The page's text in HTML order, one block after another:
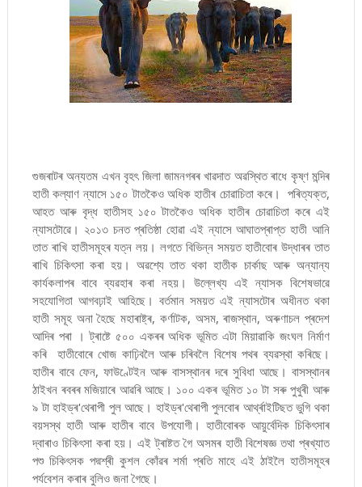
গুজৰাটৰ অন্যতম এখন বৃহৎ জিলা জামনগৰৰ খাৱদাত অৱস্থিত ৰাধে কৃষ্ণ মন্দিৰ
হাতী কল্যাণ ন্যাসে ১৫০ টাতকৈও অধিক হাতীৰ চোৱাচিতা কৰে। পৰিত্যক্ত,
আহত আৰু বৃদ্ধ হাতীসহ ১৫০ টাতকৈও অধিক হাতীৰ চোৱাচিতা কৰে এই
ন্যাসটোৱে। ২০১৩ চনত প্ৰতিষ্ঠা হোৱা এই ন্যাসে আঘাতপ্ৰাপ্ত হাতী আনি
তাত ৰাখি হাতীসমূহৰ যত্ন লয়। লগতে বিভিন্ন সময়ত হাতীবোৰ উদ্ধাৰৰ তাত
ৰাখি চিকিৎসা কৰা হয়। অৱশ্যে তাত থকা হাতীক চাৰ্কাছ আৰু অন্যান্য
কাৰ্যকলাপৰ বাবে ব্যৱহাৰ কৰা নহয়। উল্লেখ্য এই ন্যাসক বিশেষভাৱে
সহযোগিতা আগবঢ়াই আহিছে। বৰ্তমান সময়ত এই ন্যাসটোৰ অধীনত থকা
হাতী সমূহ অনা হৈছে মহাৰাষ্ট্ৰ, কৰ্ণাটক, অসম, ৰাজস্থান, অৰুণাচল প্ৰদেশ
আদিৰ পৰা । ট্ৰাষ্টে ৫০০ একৰৰ অধিক ভূমিত এটা মিয়াৱাকি জংঘল নিৰ্মাণ
কৰি হাতীবোৰে খোজ কাঢ়িবলৈ আৰু চৰিবলৈ বিশেষ পথৰ ব্যৱস্থা কৰিছে।
হাতীৰ বাবে ফেন, ফাউণ্টেইন আৰু বাসস্থানৰ দৰে সুবিধা আছে। বাসস্থানৰ
ঠাইখন ৰবৰৰ মজিয়াৰে আৱৰি আছে। ১০০ একৰ ভূমিত ১০ টা সৰু পুখুৰী আৰু
৯ টা হাইড্ৰ'থেৰাপী পুল আছে। হাইড্ৰ'থেৰাপী পুলবোৰ আৰ্থ্ৰাইটিছত ভুগি থকা
বয়সস্থ হাতী আৰু হাতীৰ বাবে উপযোগী। হাতীবোৰক আয়ুৰ্বেদিক চিকিৎসাৰ
দ্বাৰাও চিকিৎসা কৰা হয়। এই ট্ৰাষ্টত গৈ অসমৰ হাতী বিশেষজ্ঞ তথা প্ৰখ্যাত
পশু চিকিৎসক পদ্মশ্ৰী কুশল কোঁৱৰ শৰ্মা প্ৰতি মাহে এই ঠাইলৈ হাতীসমূহৰ
পৰ্যবেশন কৰাৰ বুলিও জনা গৈছে।